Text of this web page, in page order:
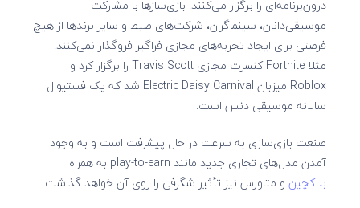
درون‌برنامه‌ای را برگزار می‌کنند. بازی‌سازها با مشارکت
موسیقی‌دانان، سینماگران، شرکت‌های ضبط و سایر برندها از هیچ
فرصتی برای ایجاد تجربه‌های مجازی فراگیر فروگذار نمی‌کنند.
مثلا Fortnite کنسرت مجازی Travis Scott را برگزار کرد و
Roblox میزبان Electric Daisy Carnival شد که یک فستیوال
سالانه موسیقی دنس است.
صنعت بازی‌سازی به سرعت در حال پیشرفت است و به وجود
آمدن مدل‌های تجاری جدید مانند play-to-earn به همراه
بلاکچین و متاورس نیز تأثیر شگرفی را روی آن خواهد گذاشت.